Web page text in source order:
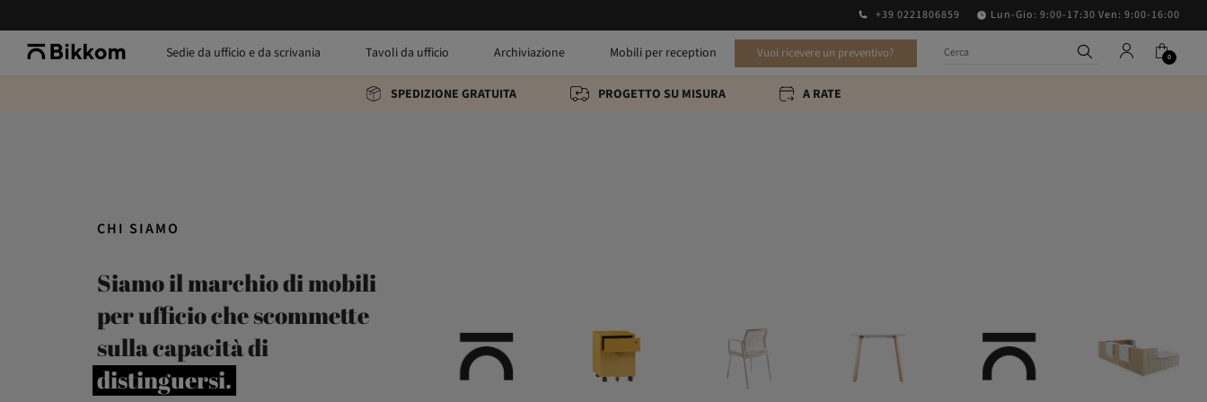
+39 0221806859 Lun-Gio: 9:00-17:30 Ven: 9:00-16:00
Sedie da ufficio e da scrivania Tavoli da ufficio Archiviazione Mobili per reception Vuoi ricevere un preventivo? 0
SPEDIZIONE GRATUITA PROGETTO SU MISURA A RATE
CHI SIAMO
Siamo il marchio di mobili
per ufficio che scommette
sulla capacità di
distinguersi.